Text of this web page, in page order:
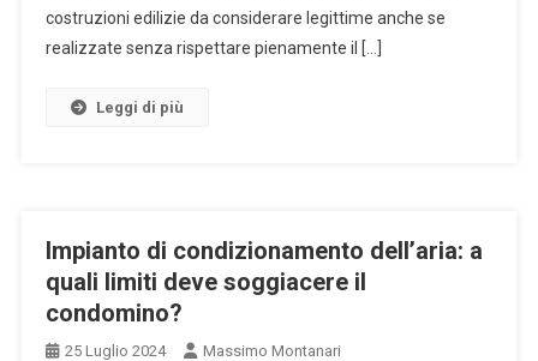
Costruttive
Ed
costruzioni edilizie da considerare legittime anche se
realizzate senza rispettare pienamente il […]
Leggi di più
Impianto di condizionamento dell’aria: a
quali limiti deve soggiacere il
condomino?
25 Luglio 2024
Massimo Montanari